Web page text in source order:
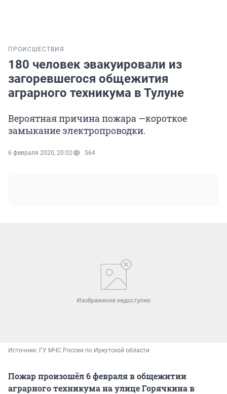
ПРОИСШЕСТВИЯ
180 человек эвакуировали из
загоревшегося общежития
аграрного техникума в Тулуне
Вероятная причина пожара —короткое
замыкание электропроводки.
6 февраля 2020, 20:02 564
Источник: ГУ МЧС России по Иркутской области
Пожар произошёл 6 февраля в общежитии
аграрного техникума на улице Горячкина в